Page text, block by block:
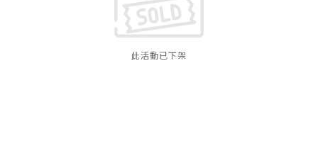
此活動已下架